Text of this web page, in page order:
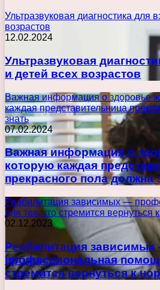
Ультразвуковая диагностика для
возрастов
12.02.2024
Ультразвуковая
и детей всех возрастов
Важная информация о здоровье
каждая представительница
знать
07.02.2024
Важная информация о
которую каждая
прекрасного пола должна
Реабилитация зависимых —
для тех, кто стремится вернуться
02.12.2023
Реабилитация
профессиональная
стремится вернуться к